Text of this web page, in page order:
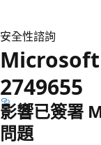
安全性諮詢
Microsoft
2749655
影響已簽署
問題